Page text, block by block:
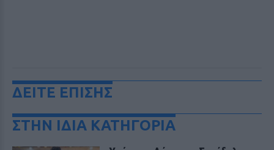
ΔΕΙΤΕ ΕΠΙΣΗΣ
ΣΤΗΝ ΙΔΙΑ ΚΑΤΗΓΟΡΙΑ